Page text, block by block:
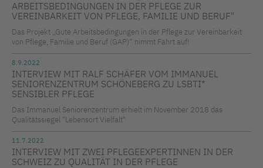
ARBEITSBEDINGUNGEN IN DER PFLEGE ZUR
VEREINBARKEIT VON PFLEGE, FAMILIE UND BERUF"
Das Projekt „Gute Arbeitsbedingungen in der Pflege zur Vereinbarkeit
von Pflege, Familie und Beruf (GAP)“ nimmt Fahrt auf!
8.9.2022
INTERVIEW MIT RALF SCHÄFER VOM IMMANUEL
SENIORENZENTRUM SCHÖNEBERG ZU LSBTI*
SENSIBLER PFLEGE
Das Immanuel Seniorenzentrum erhielt im November 2018 das
Qualitätssiegel "Lebensort Vielfalt"
11.7.2022
INTERVIEW MIT ZWEI PFLEGEEXPERTINNEN IN DER
SCHWEIZ ZU QUALITÄT IN DER PFLEGE